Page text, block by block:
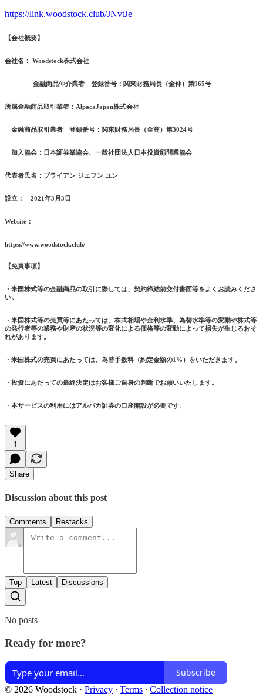
https://link.woodstock.club/JNvtJe
【会社概要】
会社名： Woodstock株式会社
金融商品仲介業者 登録番号：関東財務局長（金仲）第965号
所属金融商品取引業者：AlpacaJapan株式会社
金融商品取引業者 登録番号：関東財務局長（金商）第3024号
加入協会：日本証券業協会、一般社団法人日本投資顧問業協会
代表者氏名：ブライアン ジェフン ユン
設立： 2021年3月3日
Website：
https://www.woodstock.club/
【免責事項】
・米国株式等の金融商品の取引に際しては、契約締結前交付書面等をよくお読みくださ
い。
・米国株式等の売買等にあたっては、株式相場や金利水準、為替水準等の変動や株式等
の発行者等の業務や財産の状況等の変化による価格等の変動によって損失が生じるおそ
れがあります。
・米国株式の売買にあたっては、為替手数料（約定金額の1%）をいただきます。
・投資にあたっての最終決定はお客様ご自身の判断でお願いいたします。
・本サービスの利用にはアルパカ証券の口座開設が必要です。
1
Share
Discussion about this post
Comments Restacks
Top Latest Discussions
No posts
Ready for more?
Subscribe
© 2026 Woodstock · Privacy ∙ Terms ∙ Collection notice